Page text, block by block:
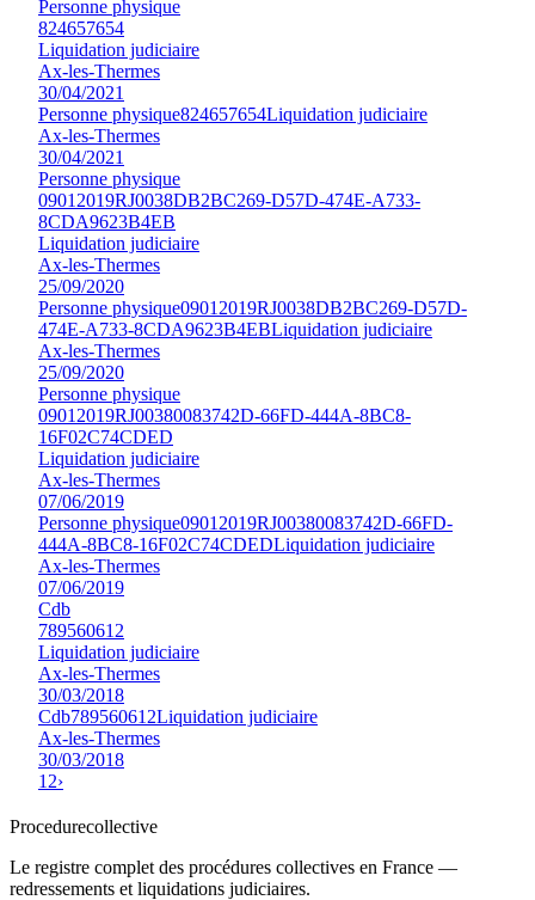
Personne physique
824657654
Liquidation judiciaire
Ax-les-Thermes
30/04/2021
Personne physique824657654Liquidation judiciaire
Ax-les-Thermes
30/04/2021
Personne physique
09012019RJ0038DB2BC269-D57D-474E-A733-
8CDA9623B4EB
Liquidation judiciaire
Ax-les-Thermes
25/09/2020
Personne physique09012019RJ0038DB2BC269-D57D-
474E-A733-8CDA9623B4EBLiquidation judiciaire
Ax-les-Thermes
25/09/2020
Personne physique
09012019RJ00380083742D-66FD-444A-8BC8-
16F02C74CDED
Liquidation judiciaire
Ax-les-Thermes
07/06/2019
Personne physique09012019RJ00380083742D-66FD-
444A-8BC8-16F02C74CDEDLiquidation judiciaire
Ax-les-Thermes
07/06/2019
Cdb
789560612
Liquidation judiciaire
Ax-les-Thermes
30/03/2018
Cdb789560612Liquidation judiciaire
Ax-les-Thermes
30/03/2018
1 2›
Procedurecollective
Le registre complet des procédures collectives en France —
redressements et liquidations judiciaires.